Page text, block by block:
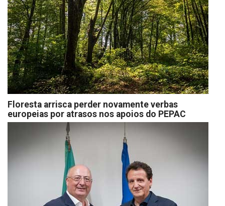
Floresta arrisca perder novamente verbas
europeias por atrasos nos apoios do PEPAC